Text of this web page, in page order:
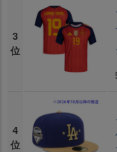
3
位
4
位